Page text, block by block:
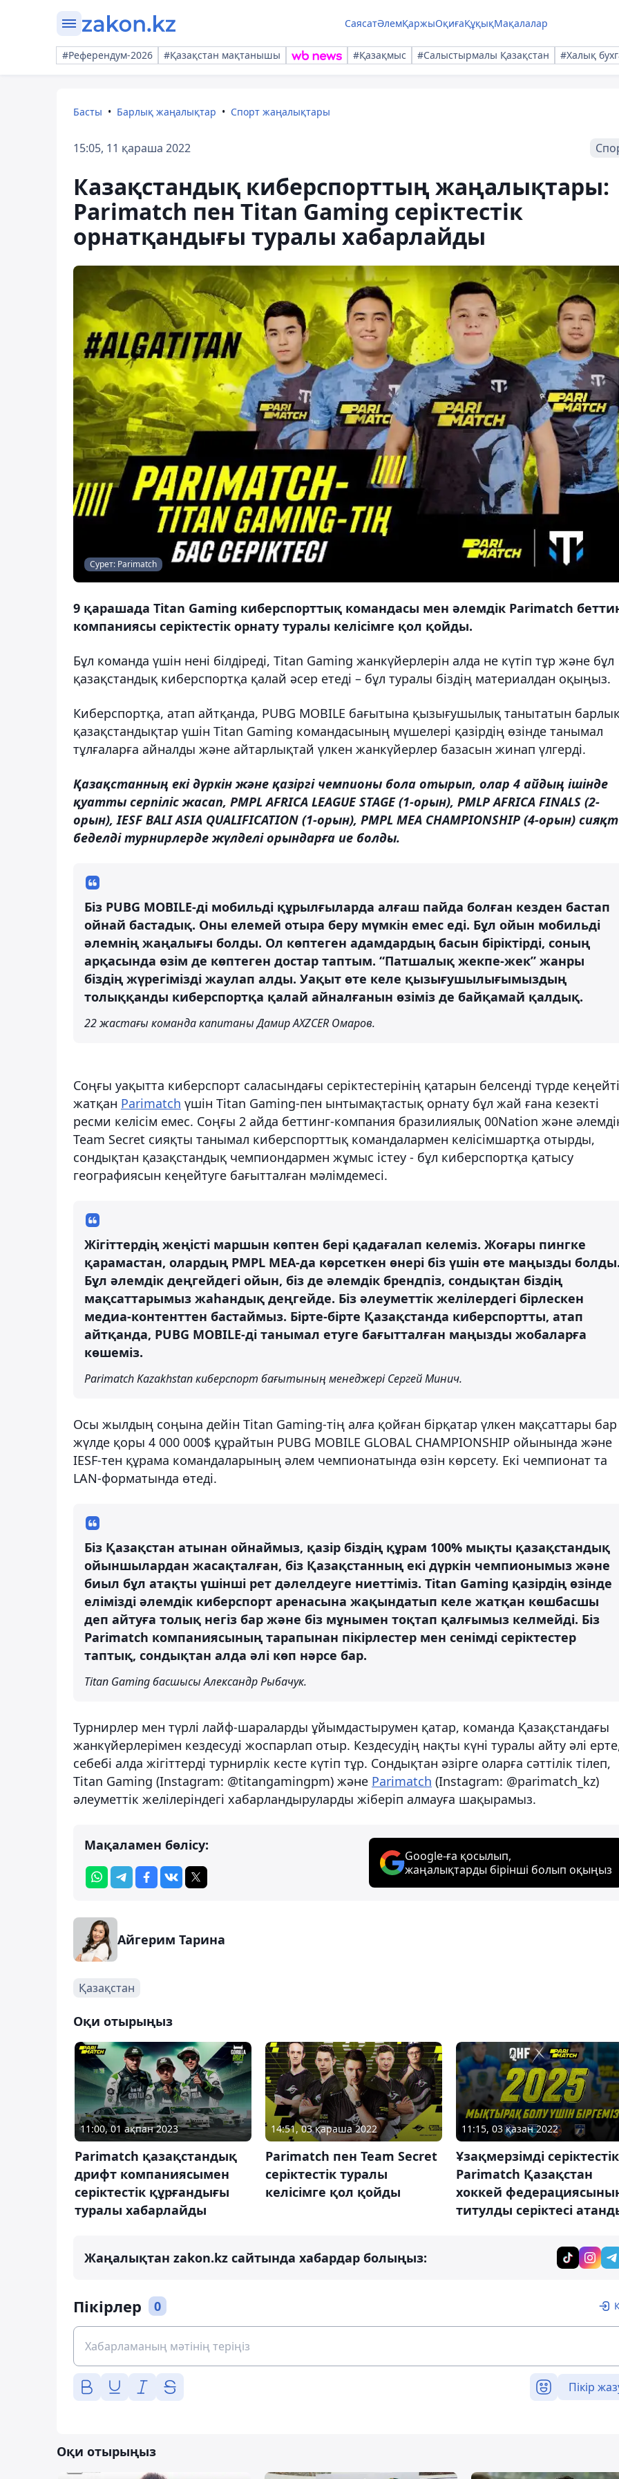
СаясатӘлемҚаржыОқиғаҚұқықМақалалар
#Референдум-2026 #Қазақстан мақтанышы #Қазақмыс #Салыстырмалы Қазақстан #Халық
Басты Барлық жаңалықтар Спорт жаңалықтары
15:05, 11 қараша 2022
Казақстандық киберспорттың жаңалықтары:
Parimatch пен Titan Gaming серіктестік
орнатқандығы туралы хабарлайды
Сурет: Parimatch
9 қарашада Titan Gaming киберспорттық командасы мен әлемдік Parimatch
компаниясы серіктестік орнату туралы келісімге қол қойды.
Бұл команда үшін нені білдіреді, Titan Gaming жанкүйерлерін алда не күтіп тұр және бұл
қазақстандық киберспортқа қалай әсер етеді – бұл туралы біздің материалдан оқыңыз.
Киберспортқа, атап айтқанда, PUBG MOBILE бағытына қызығушылық танытатын
қазақстандықтар үшін Titan Gaming командасының мүшелері қазірдің өзінде танымал
тұлғаларға айналды және айтарлықтай үлкен жанкүйерлер базасын жинап үлгерді.
Қазақстанның екі дүркін және қазіргі чемпионы бола отырып, олар 4 айдың ішінде
қуатты серпіліс жасап, PMPL AFRICA LEAGUE STAGE (1-орын), PMLP AFRICA FINALS (2-
орын), IESF BALI ASIA QUALIFICATION (1-орын), PMPL MEA CHAMPIONSHIP (4-орын)
беделді турнирлерде жүлделі орындарға ие болды.
Біз PUBG MOBILE-ді мобильді құрылғыларда алғаш пайда болған кезден бастап
ойнай бастадық. Оны елемей отыра беру мүмкін емес еді. Бұл ойын мобильді
әлемнің жаңалығы болды. Ол көптеген адамдардың басын біріктірді, соның
арқасында өзім де көптеген достар таптым. “Патшалық жекпе-жек” жанры
біздің жүрегімізді жаулап алды. Уақыт өте келе қызығушылығымыздың
толыққанды киберспортқа қалай айналғанын өзіміз де байқамай қалдық.
22 жастағы команда капитаны Дамир AXZCER Омаров.
Соңғы уақытта киберспорт саласындағы серіктестерінің қатарын белсенді түрде
жатқан Parimatch үшін Titan Gaming-пен ынтымақтастық орнату бұл жай ғана кезекті
ресми келісім емес. Соңғы 2 айда беттинг-компания бразилиялық 00Nation және
Team Secret сияқты танымал киберспорттық командалармен келісімшартқа отырды,
сондықтан қазақстандық чемпиондармен жұмыс істеу - бұл киберспортқа қатысу
географиясын кеңейтуге бағытталған мәлімдемесі.
Жігіттердің жеңісті маршын көптен бері қадағалап келеміз. Жоғары пингке
қарамастан, олардың PMPL MEA-да көрсеткен өнері біз үшін өте маңызды
Бұл әлемдік деңгейдегі ойын, біз де әлемдік брендпіз, сондықтан біздің
мақсаттарымыз жаһандық деңгейде. Біз әлеуметтік желілердегі бірлескен
медиа-контенттен бастаймыз. Бірте-бірте Қазақстанда киберспортты, атап
айтқанда, PUBG MOBILE-ді танымал етуге бағытталған маңызды жобаларға
көшеміз.
Parimatch Kazakhstan киберспорт бағытының менеджері Сергей Минич.
Осы жылдың соңына дейін Titan Gaming-тің алға қойған бірқатар үлкен мақсаттары
жүлде қоры 4 000 000$ құрайтын PUBG MOBILE GLOBAL CHAMPIONSHIP ойынында және
IESF-тен құрама командаларының әлем чемпионатында өзін көрсету. Екі чемпионат та
LAN-форматында өтеді.
Біз Қазақстан атынан ойнаймыз, қазір біздің құрам 100% мықты қазақстандық
ойыншылардан жасақталған, біз Қазақстанның екі дүркін чемпионымыз және
биыл бұл атақты үшінші рет дәлелдеуге ниеттіміз. Titan Gaming қазірдің өзінде
елімізді әлемдік киберспорт аренасына жақындатып келе жатқан көшбасшы
деп айтуға толық негіз бар және біз мұнымен тоқтап қалғымыз келмейді. Біз
Parimatch компаниясының тарапынан пікірлестер мен сенімді серіктестер
таптық, сондықтан алда әлі көп нәрсе бар.
Titan Gaming басшысы Александр Рыбачук.
Турнирлер мен түрлі лайф-шараларды ұйымдастырумен қатар, команда Қазақстандағы
жанкүйерлерімен кездесуді жоспарлап отыр. Кездесудің нақты күні туралы айту әлі
себебі алда жігіттерді турнирлік кесте күтіп тұр. Сондықтан әзірге оларға сәттілік тілеп,
Titan Gaming (Instagram: @titangamingpm) және Parimatch (Instagram: @parimatch_kz)
әлеуметтік желілеріндегі хабарландыруларды жіберіп алмауға шақырамыз.
Мақаламен бөлісу:
Google-ға қосылып,
жаңалықтарды бірінші болып оқыңыз
Айгерим Тарина
Қазақстан
Оқи отырыңыз
11:00, 01 ақпан 2023
Parimatch қазақстандық
дрифт компаниясымен
серіктестік құрғандығы
туралы хабарлайды
14:51, 03 қараша 2022
Parimatch пен Team Secret
серіктестік туралы
келісімге қол қойды
11:15, 03 қазан 2022
Ұзақмерзімді
Parimatch Қазақстан
хоккей
титулды серіктесі
Жаңалықтан zakon.kz сайтында хабардар болыңыз:
Пікірлер 0
Пікір
Оқи отырыңыз